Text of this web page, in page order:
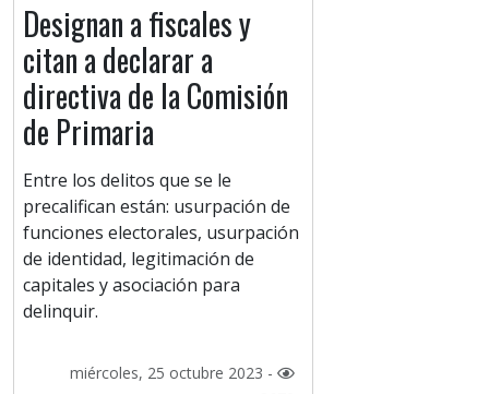
Designan a fiscales y
citan a declarar a
directiva de la Comisión
de Primaria
Entre los delitos que se le
precalifican están: usurpación de
funciones electorales, usurpación
de identidad, legitimación de
capitales y asociación para
delinquir.
miércoles, 25 octubre 2023 -